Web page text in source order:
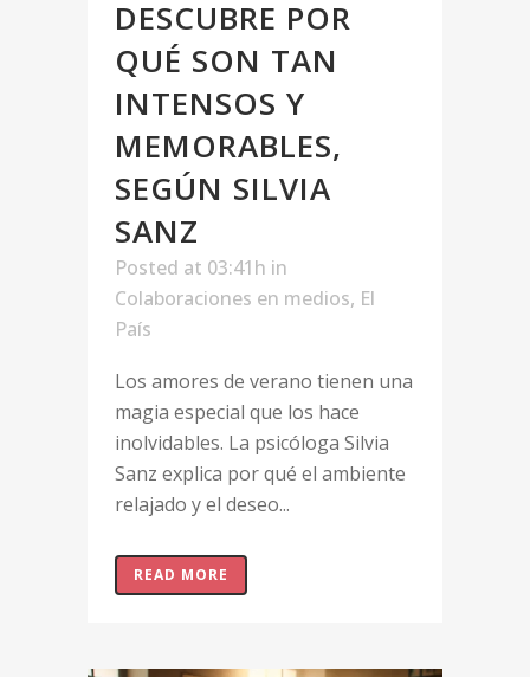
DESCUBRE POR
QUÉ SON TAN
INTENSOS Y
MEMORABLES,
SEGÚN SILVIA
SANZ
Posted at 03:41h in
Colaboraciones en medios, El
País
Los amores de verano tienen una
magia especial que los hace
inolvidables. La psicóloga Silvia
Sanz explica por qué el ambiente
relajado y el deseo...
READ MORE